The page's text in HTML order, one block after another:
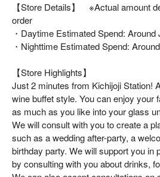
【Store Details】 ※Actual amount
order
・Daytime Estimated Spend:
・Nighttime Estimated Spend:
【Store Highlights】
Just 2 minutes from Kichijoji Station!
wine buffet style. You can enjoy your
as much as you like into your glass
We will consult with you to create a
such as a wedding after-party, a
birthday party. We will support you in
by consulting with you about drinks,